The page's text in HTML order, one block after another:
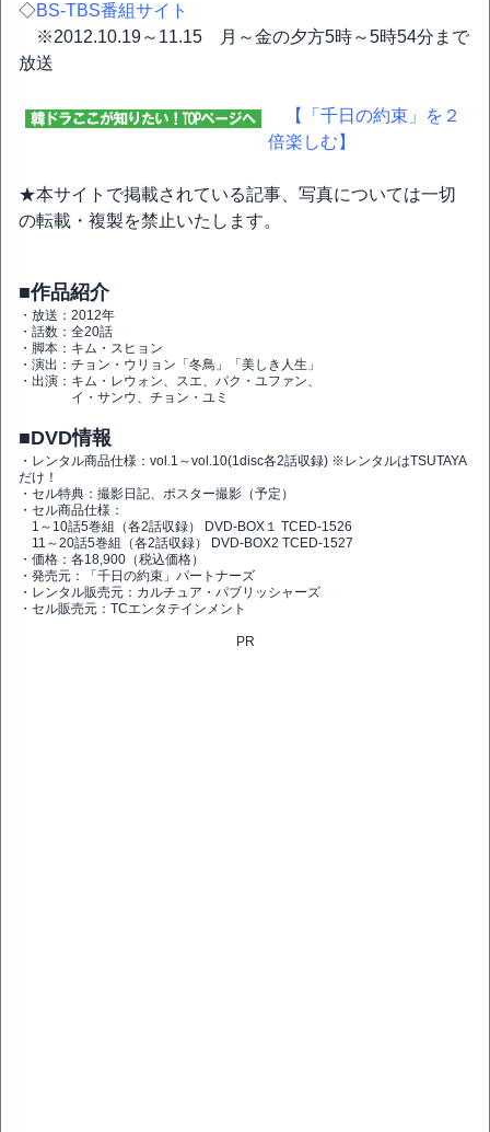
◇BS-TBS番組サイト
※2012.10.19～11.15 月～金の夕方5時～5時54分まで
放送
【「千日の約束」を２
倍楽しむ】
★本サイトで掲載されている記事、写真については一切
の転載・複製を禁止いたします。
■作品紹介
・放送：2012年
・話数：全20話
・脚本：キム・スヒョン
・演出：チョン・ウリョン「冬鳥」「美しき人生」
・出演：キム・レウォン、スエ、パク・ユファン、
イ・サンウ、チョン・ユミ
■DVD情報
・レンタル商品仕様：vol.1～vol.10(1disc各2話収録) ※レンタルはTSUTAYA
だけ！
・セル特典：撮影日記、ポスター撮影（予定）
・セル商品仕様：
1～10話5巻組（各2話収録） DVD-BOX１ TCED-1526
11～20話5巻組（各2話収録） DVD-BOX2 TCED-1527
・価格：各18,900（税込価格）
・発売元：「千日の約束」パートナーズ
・レンタル販売元：カルチュア・パブリッシャーズ
・セル販売元：TCエンタテインメント
PR